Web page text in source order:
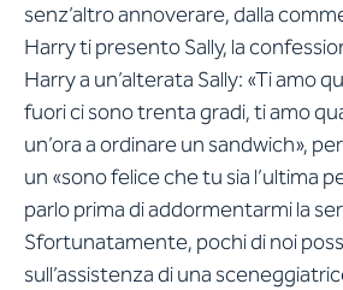
senz’altro annoverare, dalla
Harry ti presento Sally, la
Harry a un’alterata Sally: «Ti amo
fuori ci sono trenta gradi, ti amo
un’ora a ordinare un sandwich»,
un «sono felice che tu sia l’ultima
parlo prima di addormentarmi la
Sfortunatamente, pochi di noi
sull’assistenza di una